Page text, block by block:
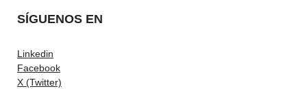
SÍGUENOS EN
Linkedin
Facebook
X (Twitter)